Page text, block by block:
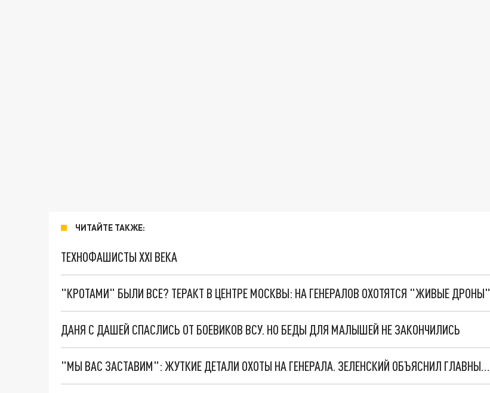
ЧИТАЙТЕ ТАКЖЕ:
ТЕХНОФАШИСТЫ XXI ВЕКА
"КРОТАМИ" БЫЛИ ВСЕ? ТЕРАКТ В ЦЕНТРЕ МОСКВЫ: НА ГЕНЕРАЛОВ ОХОТЯТСЯ "ЖИВЫЕ ДРОНЫ"
ДАНЯ С ДАШЕЙ СПАСЛИСЬ ОТ БОЕВИКОВ ВСУ. НО БЕДЫ ДЛЯ МАЛЫШЕЙ НЕ ЗАКОНЧИЛИСЬ
"МЫ ВАС ЗАСТАВИМ": ЖУТКИЕ ДЕТАЛИ ОХОТЫ НА ГЕНЕРАЛА. ЗЕЛЕНСКИЙ ОБЪЯСНИЛ ГЛАВНЫЙ СМЫСЛ ТЕРАКТА В ЦЕНТРЕ МОСКВЫ